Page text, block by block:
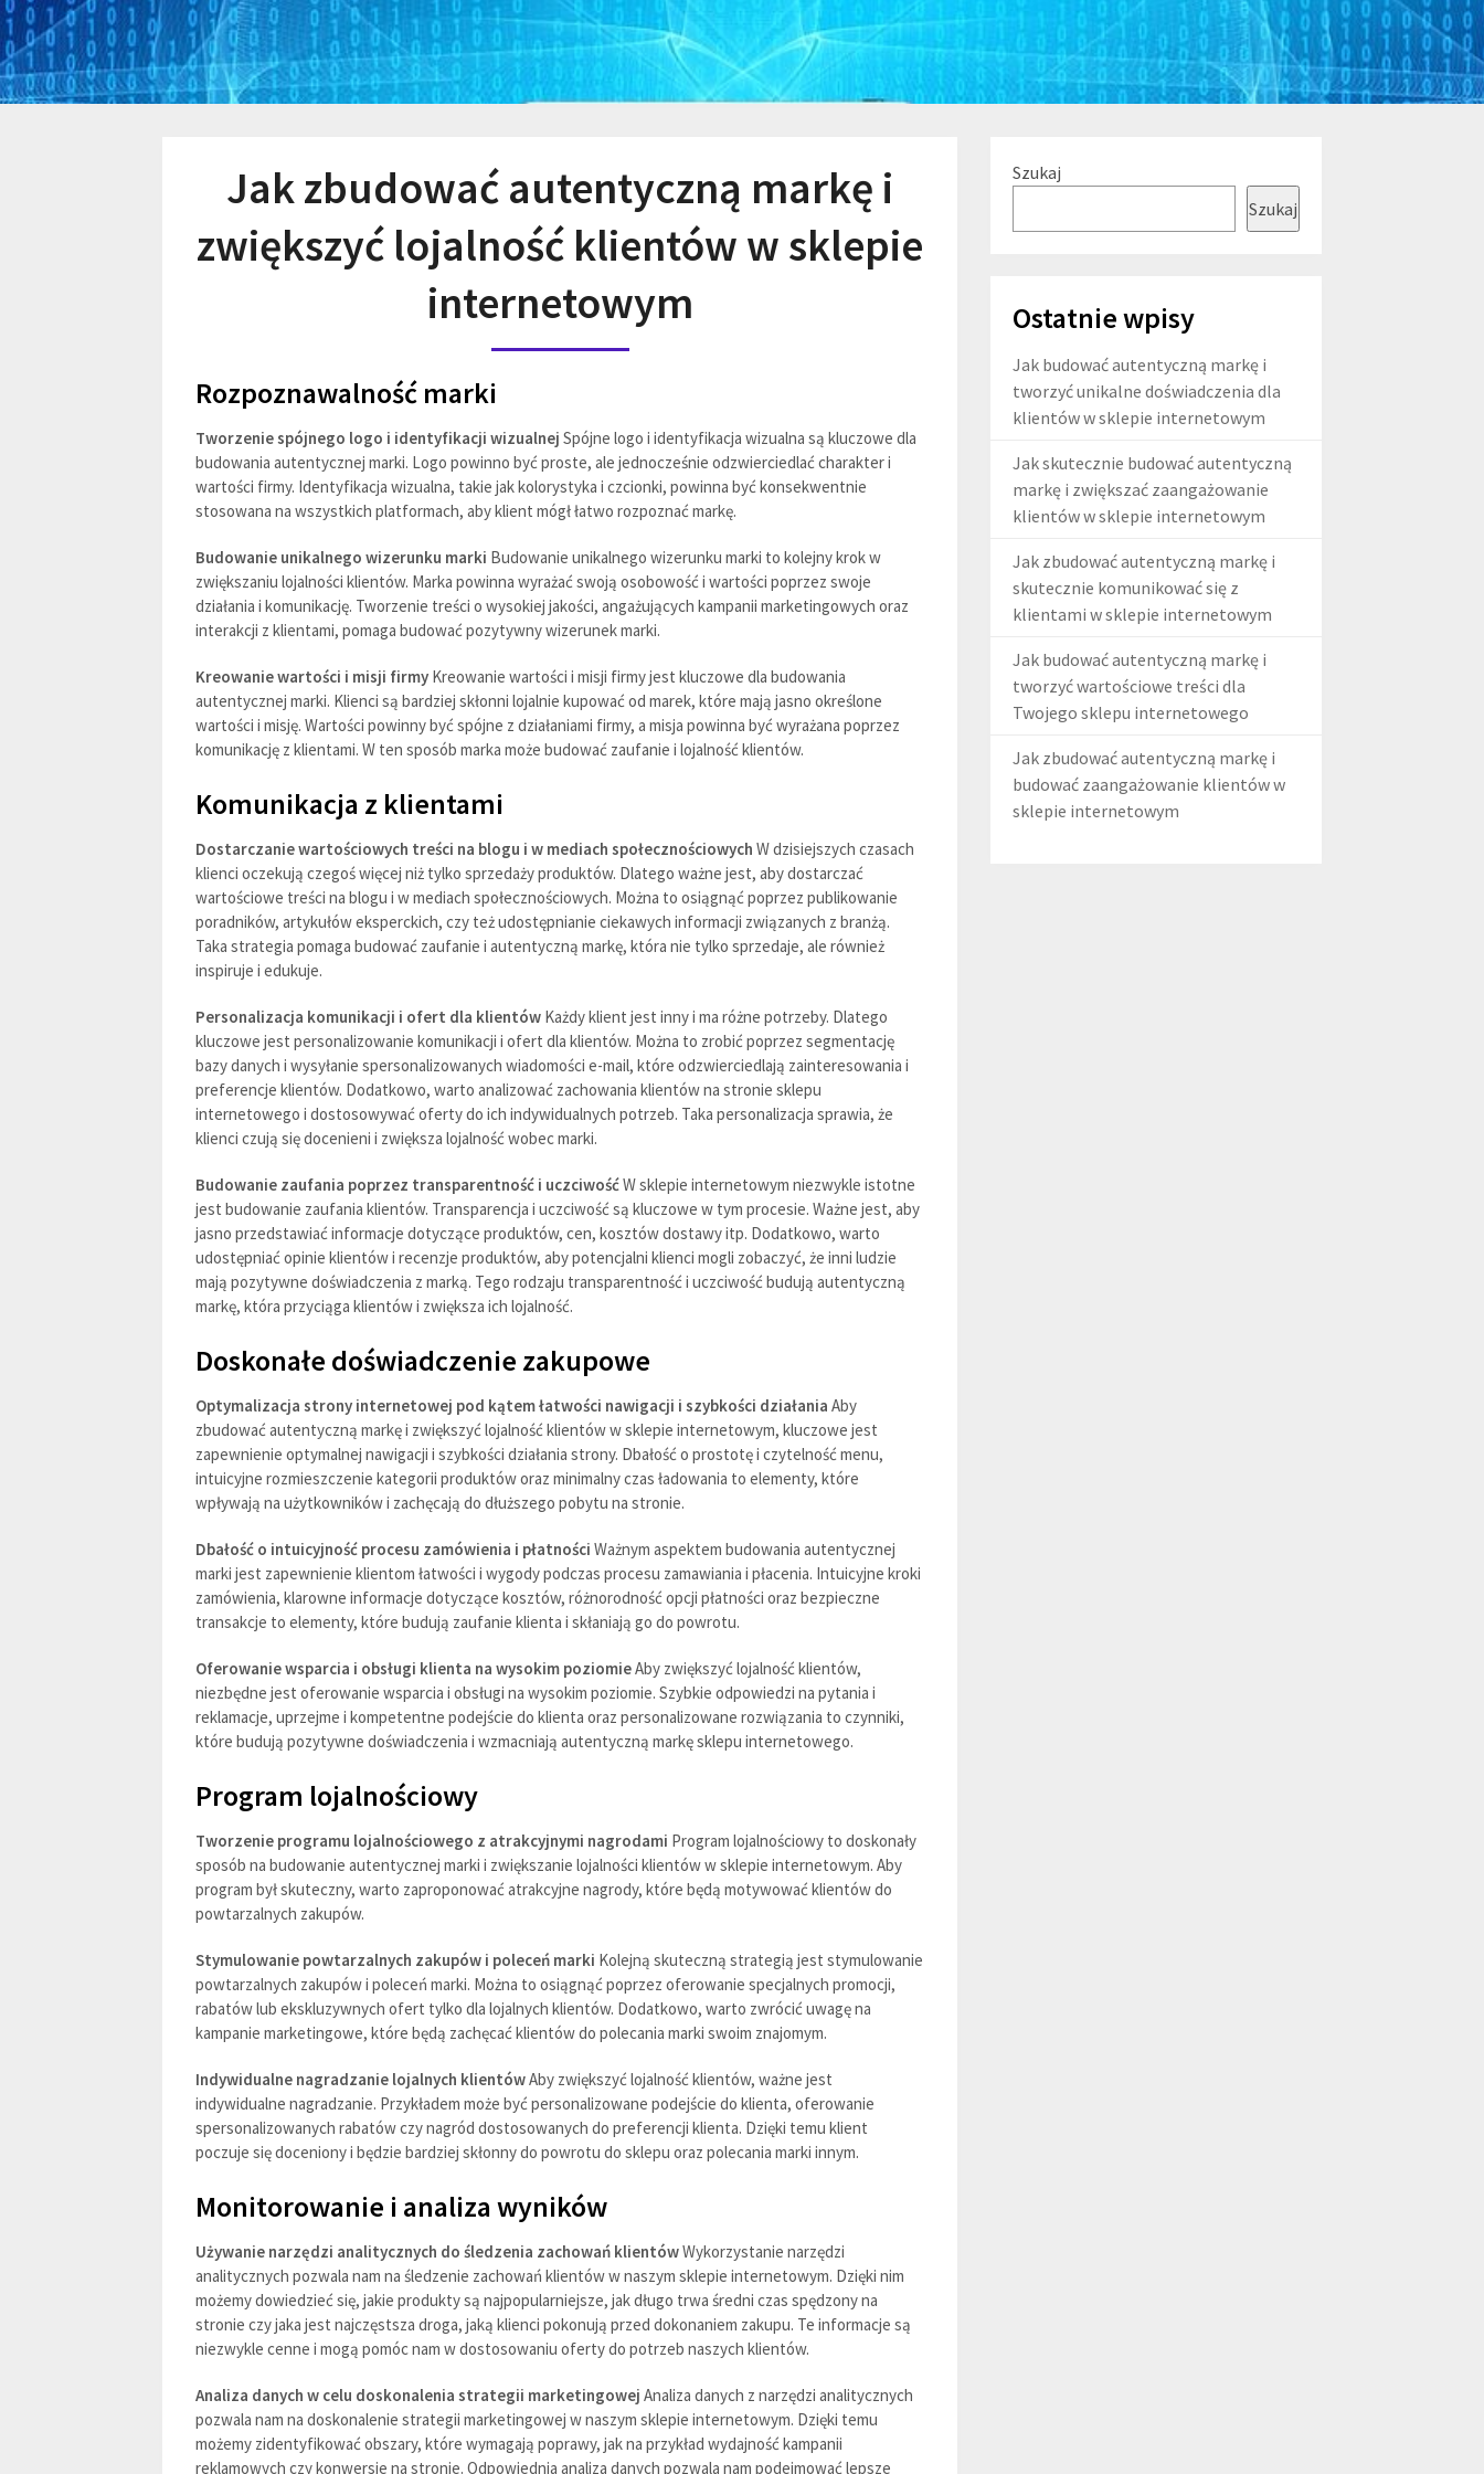
Jak zbudować autentyczną markę i
zwiększyć lojalność klientów w sklepie
internetowym
Rozpoznawalność marki
Tworzenie spójnego logo i identyfikacji wizualnej Spójne logo i identyfikacja wizualna są kluczowe dla
budowania autentycznej marki. Logo powinno być proste, ale jednocześnie odzwierciedlać charakter i
wartości firmy. Identyfikacja wizualna, takie jak kolorystyka i czcionki, powinna być konsekwentnie
stosowana na wszystkich platformach, aby klient mógł łatwo rozpoznać markę.
Budowanie unikalnego wizerunku marki Budowanie unikalnego wizerunku marki to kolejny krok w
zwiększaniu lojalności klientów. Marka powinna wyrażać swoją osobowość i wartości poprzez swoje
działania i komunikację. Tworzenie treści o wysokiej jakości, angażujących kampanii marketingowych oraz
interakcji z klientami, pomaga budować pozytywny wizerunek marki.
Kreowanie wartości i misji firmy Kreowanie wartości i misji firmy jest kluczowe dla budowania
autentycznej marki. Klienci są bardziej skłonni lojalnie kupować od marek, które mają jasno określone
wartości i misję. Wartości powinny być spójne z działaniami firmy, a misja powinna być wyrażana poprzez
komunikację z klientami. W ten sposób marka może budować zaufanie i lojalność klientów.
Komunikacja z klientami
Dostarczanie wartościowych treści na blogu i w mediach społecznościowych W dzisiejszych czasach
klienci oczekują czegoś więcej niż tylko sprzedaży produktów. Dlatego ważne jest, aby dostarczać
wartościowe treści na blogu i w mediach społecznościowych. Można to osiągnąć poprzez publikowanie
poradników, artykułów eksperckich, czy też udostępnianie ciekawych informacji związanych z branżą.
Taka strategia pomaga budować zaufanie i autentyczną markę, która nie tylko sprzedaje, ale również
inspiruje i edukuje.
Personalizacja komunikacji i ofert dla klientów Każdy klient jest inny i ma różne potrzeby. Dlatego
kluczowe jest personalizowanie komunikacji i ofert dla klientów. Można to zrobić poprzez segmentację
bazy danych i wysyłanie spersonalizowanych wiadomości e-mail, które odzwierciedlają zainteresowania i
preferencje klientów. Dodatkowo, warto analizować zachowania klientów na stronie sklepu
internetowego i dostosowywać oferty do ich indywidualnych potrzeb. Taka personalizacja sprawia, że
klienci czują się docenieni i zwiększa lojalność wobec marki.
Budowanie zaufania poprzez transparentność i uczciwośćW sklepie internetowym niezwykle istotne
jest budowanie zaufania klientów. Transparencja i uczciwość są kluczowe w tym procesie. Ważne jest, aby
jasno przedstawiać informacje dotyczące produktów, cen, kosztów dostawy itp. Dodatkowo, warto
udostępniać opinie klientów i recenzje produktów, aby potencjalni klienci mogli zobaczyć, że inni ludzie
mają pozytywne doświadczenia z marką. Tego rodzaju transparentność i uczciwość budują autentyczną
markę, która przyciąga klientów i zwiększa ich lojalność.
Doskonałe doświadczenie zakupowe
Optymalizacja strony internetowej pod kątem łatwości nawigacji i szybkości działania Aby
zbudować autentyczną markę i zwiększyć lojalność klientów w sklepie internetowym, kluczowe jest
zapewnienie optymalnej nawigacji i szybkości działania strony. Dbałość o prostotę i czytelność menu,
intuicyjne rozmieszczenie kategorii produktów oraz minimalny czas ładowania to elementy, które
wpływają na użytkowników i zachęcają do dłuższego pobytu na stronie.
Dbałość o intuicyjność procesu zamówienia i płatności Ważnym aspektem budowania autentycznej
marki jest zapewnienie klientom łatwości i wygody podczas procesu zamawiania i płacenia. Intuicyjne kroki
zamówienia, klarowne informacje dotyczące kosztów, różnorodność opcji płatności oraz bezpieczne
transakcje to elementy, które budują zaufanie klienta i skłaniają go do powrotu.
Oferowanie wsparcia i obsługi klienta na wysokim poziomieAby zwiększyć lojalność klientów,
niezbędne jest oferowanie wsparcia i obsługi na wysokim poziomie. Szybkie odpowiedzi na pytania i
reklamacje, uprzejme i kompetentne podejście do klienta oraz personalizowane rozwiązania to czynniki,
które budują pozytywne doświadczenia i wzmacniają autentyczną markę sklepu internetowego.
Program lojalnościowy
Tworzenie programu lojalnościowego z atrakcyjnymi nagrodami Program lojalnościowy to doskonały
sposób na budowanie autentycznej marki i zwiększanie lojalności klientów w sklepie internetowym. Aby
program był skuteczny, warto zaproponować atrakcyjne nagrody, które będą motywować klientów do
powtarzalnych zakupów.
Stymulowanie powtarzalnych zakupów i poleceń marki Kolejną skuteczną strategią jest stymulowanie
powtarzalnych zakupów i poleceń marki. Można to osiągnąć poprzez oferowanie specjalnych promocji,
rabatów lub ekskluzywnych ofert tylko dla lojalnych klientów. Dodatkowo, warto zwrócić uwagę na
kampanie marketingowe, które będą zachęcać klientów do polecania marki swoim znajomym.
Indywidualne nagradzanie lojalnych klientówAby zwiększyć lojalność klientów, ważne jest
indywidualne nagradzanie. Przykładem może być personalizowane podejście do klienta, oferowanie
spersonalizowanych rabatów czy nagród dostosowanych do preferencji klienta. Dzięki temu klient
poczuje się doceniony i będzie bardziej skłonny do powrotu do sklepu oraz polecania marki innym.
Monitorowanie i analiza wyników
Używanie narzędzi analitycznych do śledzenia zachowań klientówWykorzystanie narzędzi
analitycznych pozwala nam na śledzenie zachowań klientów w naszym sklepie internetowym. Dzięki nim
możemy dowiedzieć się, jakie produkty są najpopularniejsze, jak długo trwa średni czas spędzony na
stronie czy jaka jest najczęstsza droga, jaką klienci pokonują przed dokonaniem zakupu. Te informacje są
niezwykle cenne i mogą pomóc nam w dostosowaniu oferty do potrzeb naszych klientów.
Analiza danych w celu doskonalenia strategii marketingowej Analiza danych z narzędzi analitycznych
pozwala nam na doskonalenie strategii marketingowej w naszym sklepie internetowym. Dzięki temu
możemy zidentyfikować obszary, które wymagają poprawy, jak na przykład wydajność kampanii
reklamowych czy konwersje na stronie. Odpowiednia analiza danych pozwala nam podejmować lepsze
Szukaj
Szukaj
Ostatnie wpisy
Jak budować autentyczną markę i
tworzyć unikalne doświadczenia dla
klientów w sklepie internetowym
Jak skutecznie budować autentyczną
markę i zwiększać zaangażowanie
klientów w sklepie internetowym
Jak zbudować autentyczną markę i
skutecznie komunikować się z
klientami w sklepie internetowym
Jak budować autentyczną markę i
tworzyć wartościowe treści dla
Twojego sklepu internetowego
Jak zbudować autentyczną markę i
budować zaangażowanie klientów w
sklepie internetowym